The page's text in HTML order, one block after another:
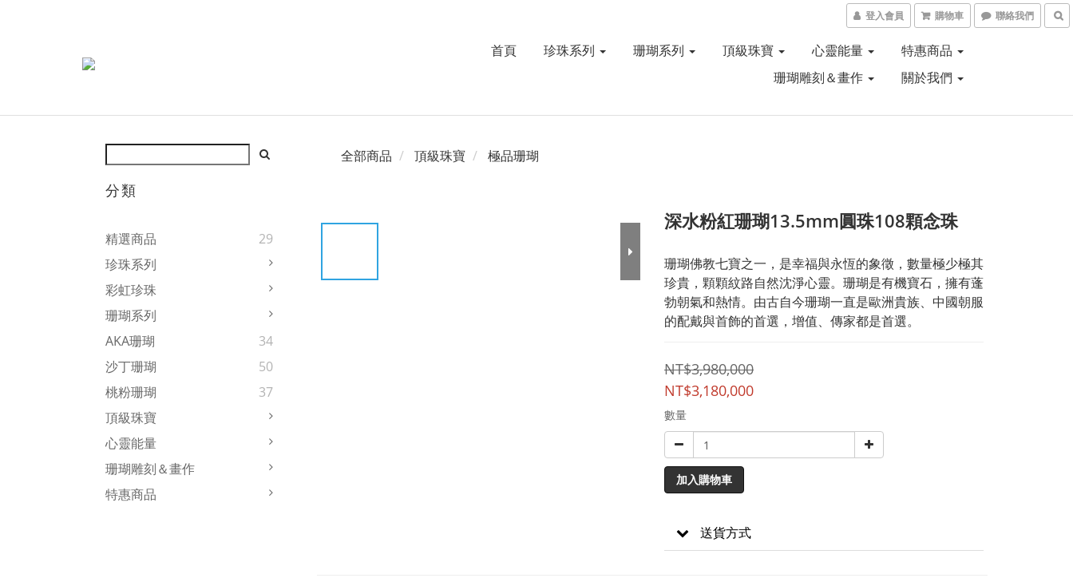
登入會員 購物車 聯絡我們
首頁 珍珠系列 珊瑚系列 頂級珠寶 心靈能量
特惠商品
珊瑚雕刻＆畫作
關於我們
分類
精選商品
29
珍珠系列
彩虹珍珠
珊瑚系列
AKA珊瑚
34
沙丁珊瑚
50
桃粉珊瑚
37
頂級珠寶
心靈能量
珊瑚雕刻＆畫作
特惠商品
全部商品 頂級珠寶 極品珊瑚
深水粉紅珊瑚13.5mm圓珠108顆念珠
珊瑚佛教七寶之一，是幸福與永恆的象徵，數量極少極其
珍貴，顆顆紋路自然沈淨心靈。珊瑚是有機寶石，擁有蓬
勃朝氣和熱情。由古自今珊瑚一直是歐洲貴族、中國朝服
的配戴與首飾的首選，增值、傳家都是首選。
NT$3,980,000
NT$3,180,000
數量
加入購物車
送貨方式